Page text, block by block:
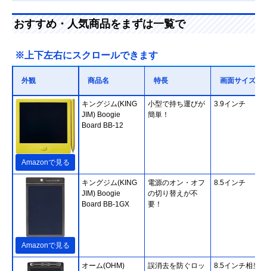
おすすめ・人気商品をまずは一覧で
※上下左右にスクロールできます
外観 商品名 特長 画面サイズ
Amazonで見る
キングジム(KING
JIM) Boogie
Board BB-12
小型で持ち運びが
簡単！
3.9インチ
Amazonで見る
キングジム(KING
JIM) Boogie
Board BB-1GX
電源のオン・オフ
の切り替えが不
要！
8.5インチ
オーム(OHM)
誤消去を防ぐロッ
8.5インチ相当